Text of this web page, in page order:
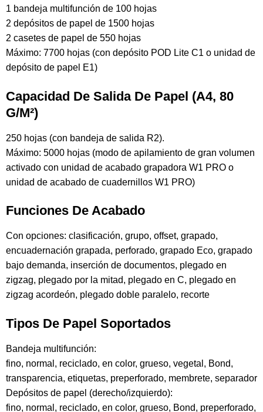
1 bandeja multifunción de 100 hojas
2 depósitos de papel de 1500 hojas
2 casetes de papel de 550 hojas
Máximo: 7700 hojas (con depósito POD Lite C1 o unidad de
depósito de papel E1)
Capacidad De Salida De Papel (A4, 80
G/m²)
250 hojas (con bandeja de salida R2).
Máximo: 5000 hojas (modo de apilamiento de gran volumen
activado con unidad de acabado grapadora W1 PRO o
unidad de acabado de cuadernillos W1 PRO)
Funciones De Acabado
Con opciones: clasificación, grupo, offset, grapado,
encuadernación grapada, perforado, grapado Eco, grapado
bajo demanda, inserción de documentos, plegado en
zigzag, plegado por la mitad, plegado en C, plegado en
zigzag acordeón, plegado doble paralelo, recorte
Tipos De Papel Soportados
Bandeja multifunción:
fino, normal, reciclado, en color, grueso, vegetal, Bond,
transparencia, etiquetas, preperforado, membrete, separador
Depósitos de papel (derecho/izquierdo):
fino, normal, reciclado, en color, grueso, Bond, preperforado,